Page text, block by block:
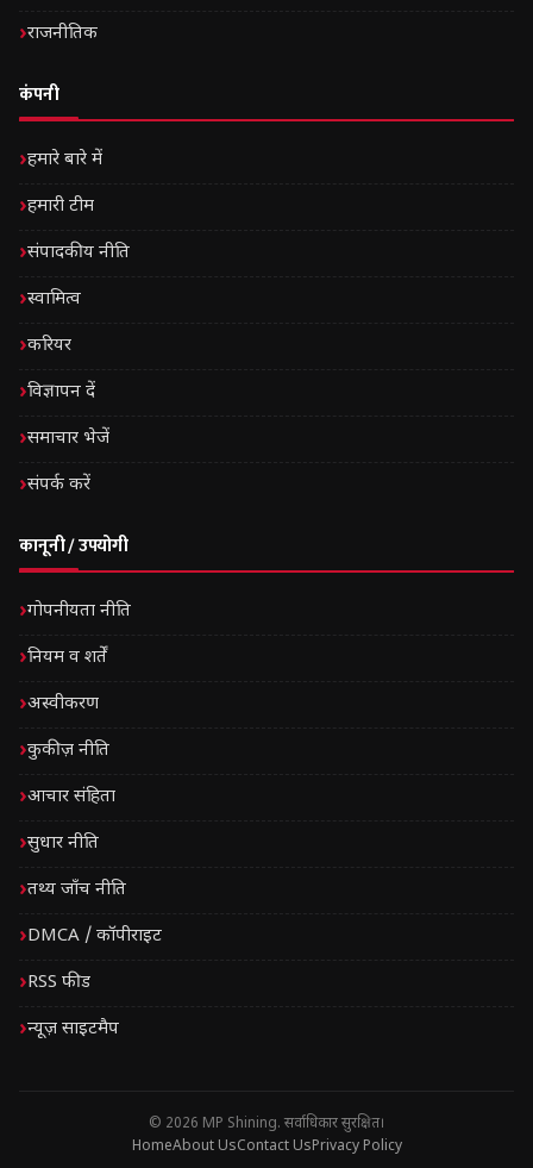
राजनीतिक
कंपनी
हमारे बारे में
हमारी टीम
संपादकीय नीति
स्वामित्व
करियर
विज्ञापन दें
समाचार भेजें
संपर्क करें
कानूनी / उपयोगी
गोपनीयता नीति
नियम व शर्तें
अस्वीकरण
कुकीज़ नीति
आचार संहिता
सुधार नीति
तथ्य जाँच नीति
DMCA / कॉपीराइट
RSS फीड
न्यूज़ साइटमैप
© 2026 MP Shining. सर्वाधिकार सुरक्षित।
HomeAbout UsContact UsPrivacy Policy